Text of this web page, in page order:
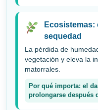
Ecosistemas:
sequedad
La pérdida de
vegetación y eleva la
matorrales.
Por qué importa: el
prolongarse después